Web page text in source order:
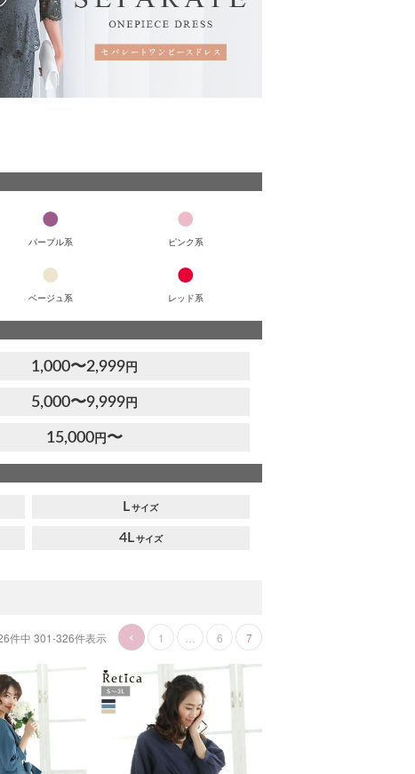
パープル系 ピンク系
ベージュ系 レッド系
1,000〜2,999 円
5,000〜9,999 円
15,000 円 〜
L
4L
件中 301-326件表示 1 6 7